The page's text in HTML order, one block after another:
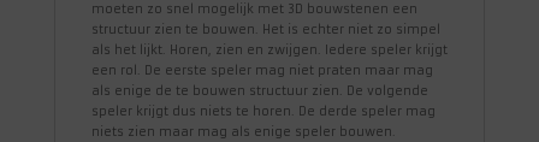
moeten zo snel mogelijk met 3D bouwstenen een
structuur zien te bouwen. Het is echter niet zo simpel
als het lijkt. Horen, zien en zwijgen. Iedere speler krijgt
een rol. De eerste speler mag niet praten maar mag
als enige de te bouwen structuur zien. De volgende
speler krijgt dus niets te horen. De derde speler mag
niets zien maar mag als enige speler bouwen.